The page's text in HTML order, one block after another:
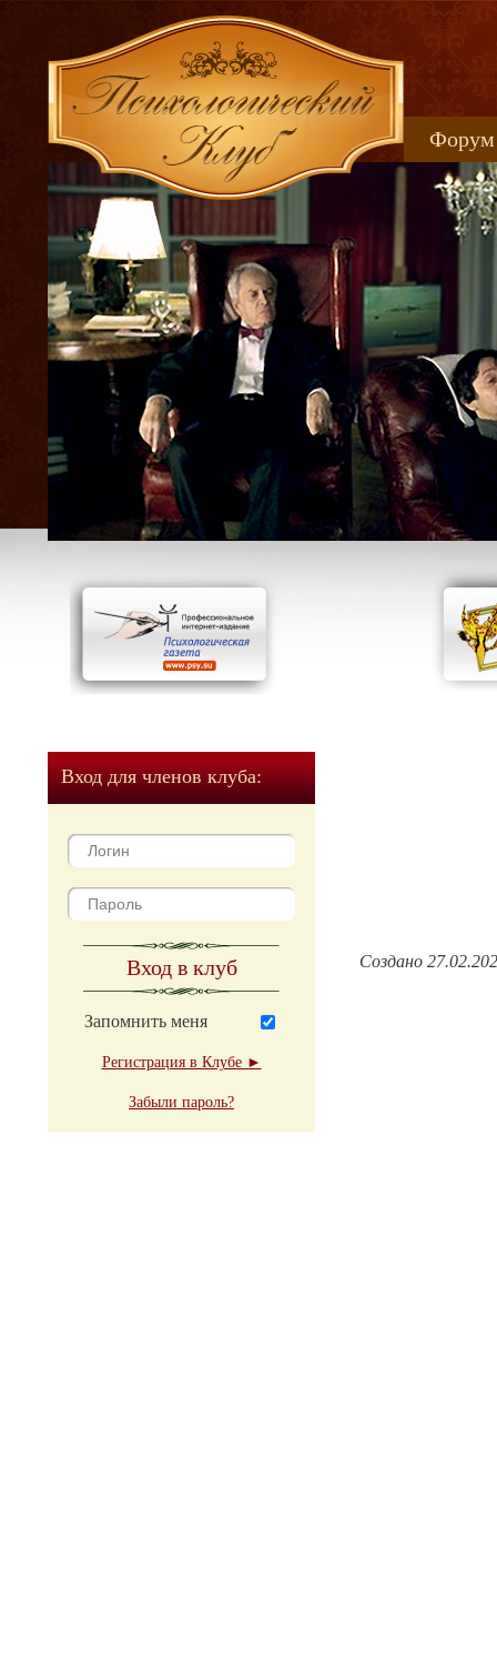
Форум
Вход для членов клуба:
Вход в клуб
Запомнить меня
Регистрация в Клубе ►
Забыли пароль?
Создано